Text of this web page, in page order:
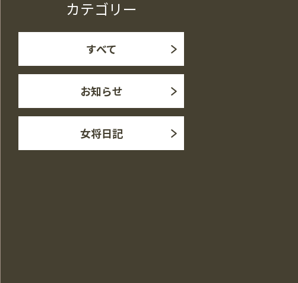
カテゴリー
すべて
お知らせ
女将日記